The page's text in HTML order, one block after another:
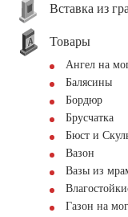
Вставка из
Товары
Ангел на
Балясины
Бордюр
Брусчатка
Бюст и
Вазон
Вазы из
Газон на